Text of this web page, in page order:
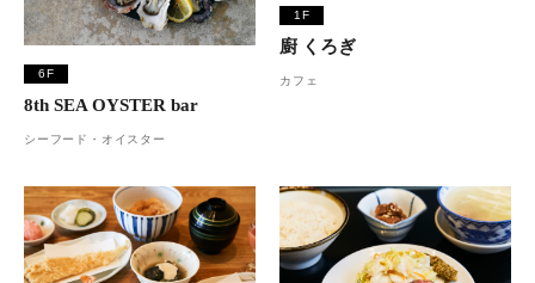
6F
8th SEA OYSTER bar
シーフード・オイスター
1F
廚 くろぎ
カフェ